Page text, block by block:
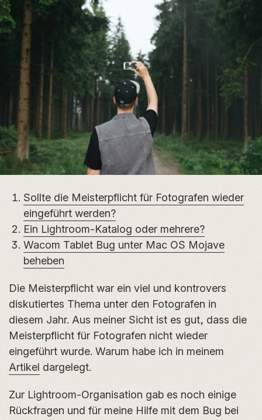
Sollte die Meisterpflicht für Fotografen wieder
eingeführt werden?
Ein Lightroom-Katalog oder mehrere?
Wacom Tablet Bug unter Mac OS Mojave
beheben
Die Meisterpflicht war ein viel und kontrovers
diskutiertes Thema unter den Fotografen in
diesem Jahr. Aus meiner Sicht ist es gut, dass die
Meisterpflicht für Fotografen nicht wieder
eingeführt wurde. Warum habe ich in meinem
Artikel dargelegt.
Zur Lightroom-Organisation gab es noch einige
Rückfragen und für meine Hilfe mit dem Bug bei